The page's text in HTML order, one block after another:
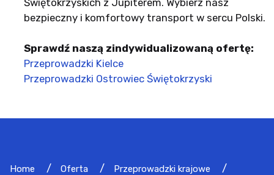
bezpieczny i komfortowy transport w sercu Polski.
Sprawdź naszą zindywidualizowaną ofertę:
Przeprowadzki Kielce
Przeprowadzki Ostrowiec Świętokrzyski
Home Oferta
Przeprowadzki krajowe